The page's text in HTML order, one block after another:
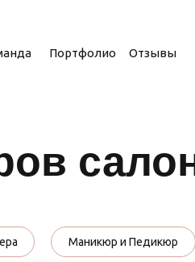
Отзывы
Портфолио
Маникюр и Педикюр